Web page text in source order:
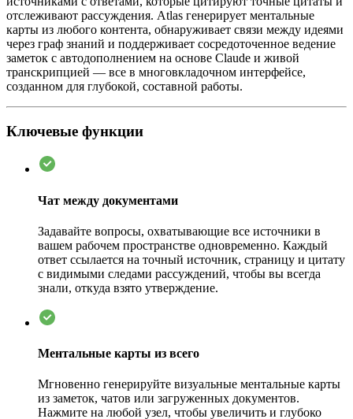
отслеживают рассуждения. Atlas генерирует ментальные
карты из любого контента, обнаруживает связи между идеями
через граф знаний и поддерживает сосредоточенное ведение
заметок с автодополнением на основе Claude и живой
транскрипцией — все в многовкладочном интерфейсе,
созданном для глубокой, составной работы.
Ключевые функции
Чат между документами
Задавайте вопросы, охватывающие все источники в
вашем рабочем пространстве одновременно. Каждый
ответ ссылается на точный источник, страницу и цитату
с видимыми следами рассуждений, чтобы вы всегда
знали, откуда взято утверждение.
Ментальные карты из всего
Мгновенно генерируйте визуальные ментальные карты
из заметок, чатов или загруженных документов.
Нажмите на любой узел, чтобы увеличить и глубоко